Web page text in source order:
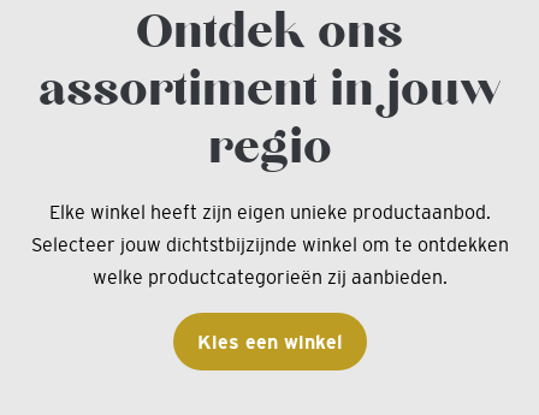
Ontdek ons
assortiment in jouw
regio
Elke winkel heeft zijn eigen unieke productaanbod.
Selecteer jouw dichtstbijzijnde winkel om te ontdekken
welke productcategorieën zij aanbieden.
Kies een winkel